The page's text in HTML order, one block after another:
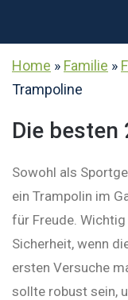
Home » Familie »
Trampoline
Die besten
Sowohl als
ein Trampolin im
für Freude.
Sicherheit, wenn
ersten Versuche
sollte robust sein,